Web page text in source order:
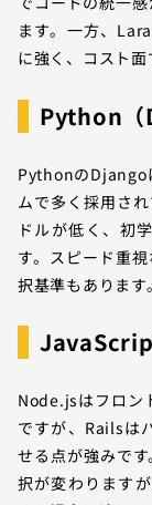
ます。一方、
に強く、コスト面
Python（
PythonのDjango
ムで多く採用さ
ドルが低く、初
す。スピード重
択基準もあります。
Node.jsはフロン
ですが、Railsは
せる点が強みで
択が変わります